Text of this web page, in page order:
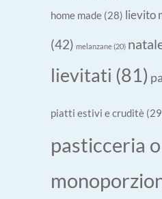
home made (28) lievito
(42) melanzane(20)
lievitati (81)
piatti estivi e cruditè
pasticceria o